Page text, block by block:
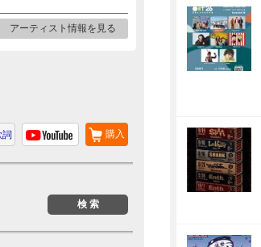
アーティスト情報を見る
購入
詞